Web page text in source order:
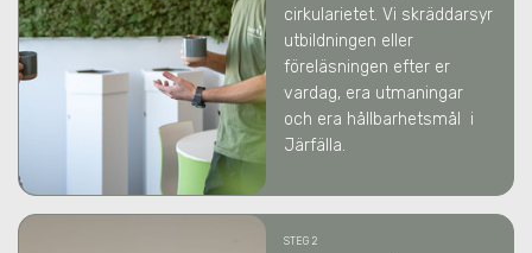
cirkularietet. Vi skräddarsyr
utbildningen eller
föreläsningen efter er
vardag, era utmaningar
och era hållbarhetsmål
i
Järfälla.
STEG 2